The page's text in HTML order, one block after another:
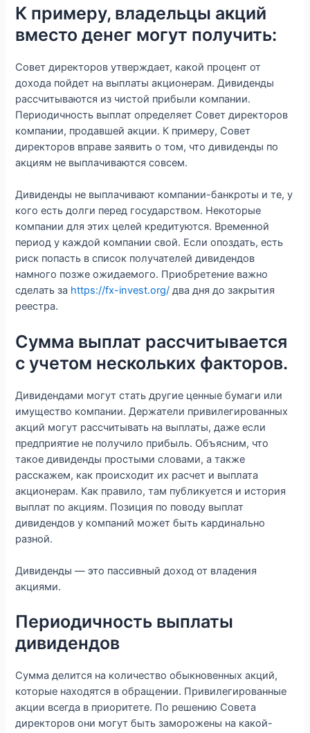
К примеру, владельцы акций
вместо денег могут получить:
Совет директоров утверждает, какой процент от
дохода пойдет на выплаты акционерам. Дивиденды
рассчитываются из чистой прибыли компании.
Периодичность выплат определяет Совет директоров
компании, продавшей акции. К примеру, Совет
директоров вправе заявить о том, что дивиденды по
акциям не выплачиваются совсем.
Дивиденды не выплачивают компании-банкроты и те, у
кого есть долги перед государством. Некоторые
компании для этих целей кредитуются. Временной
период у каждой компании свой. Если опоздать, есть
риск попасть в список получателей дивидендов
намного позже ожидаемого. Приобретение важно
сделать за https://fx-invest.org/ два дня до закрытия
реестра.
Сумма выплат рассчитывается
с учетом нескольких факторов.
Дивидендами могут стать другие ценные бумаги или
имущество компании. Держатели привилегированных
акций могут рассчитывать на выплаты, даже если
предприятие не получило прибыль. Объясним, что
такое дивиденды простыми словами, а также
расскажем, как происходит их расчет и выплата
акционерам. Как правило, там публикуется и история
выплат по акциям. Позиция по поводу выплат
дивидендов у компаний может быть кардинально
разной.
Дивиденды — это пассивный доход от владения
акциями.
Периодичность выплаты
дивидендов
Сумма делится на количество обыкновенных акций,
которые находятся в обращении. Привилегированные
акции всегда в приоритете. По решению Совета
директоров они могут быть заморожены на какой-